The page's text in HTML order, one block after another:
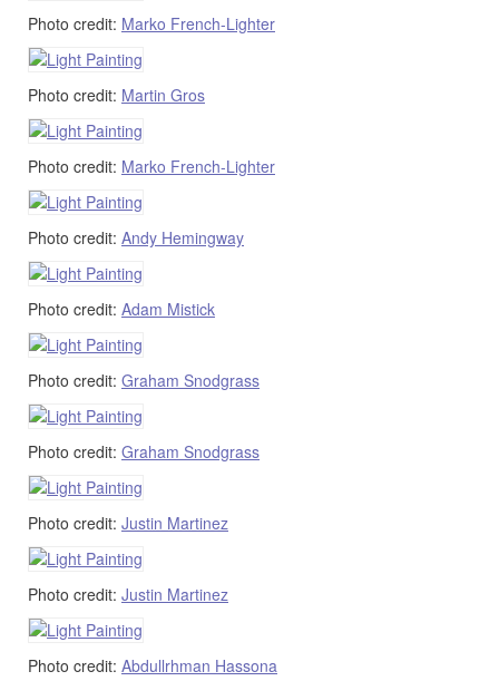
Photo credit: Marko French-Lighter
Photo credit: Martin Gros
Photo credit: Marko French-Lighter
Photo credit: Andy Hemingway
Photo credit: Adam Mistick
Photo credit: Graham Snodgrass
Photo credit: Graham Snodgrass
Photo credit: Justin Martinez
Photo credit: Justin Martinez
Photo credit: Abdullrhman Hassona